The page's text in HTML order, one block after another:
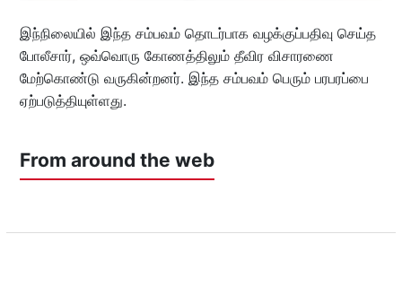
இந்நிலையில் இந்த சம்பவம் தொடர்பாக வழக்குப்பதிவு செய்த
போலீசார், ஒவ்வொரு கோணத்திலும் தீவிர விசாரணை
மேற்கொண்டு வருகின்றனர். இந்த சம்பவம் பெரும் பரபரப்பை
ஏற்படுத்தியுள்ளது.
From around the web